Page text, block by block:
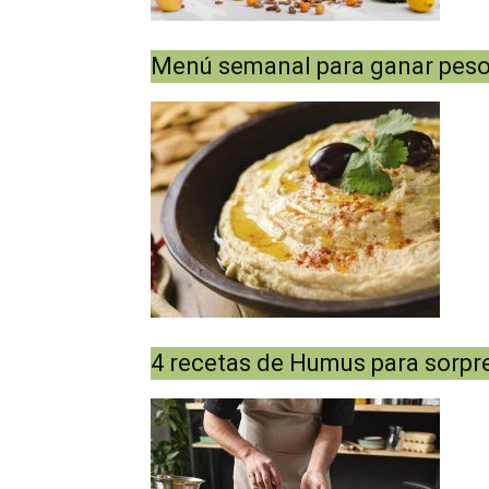
Menú semanal para ganar peso
4 recetas de Humus para